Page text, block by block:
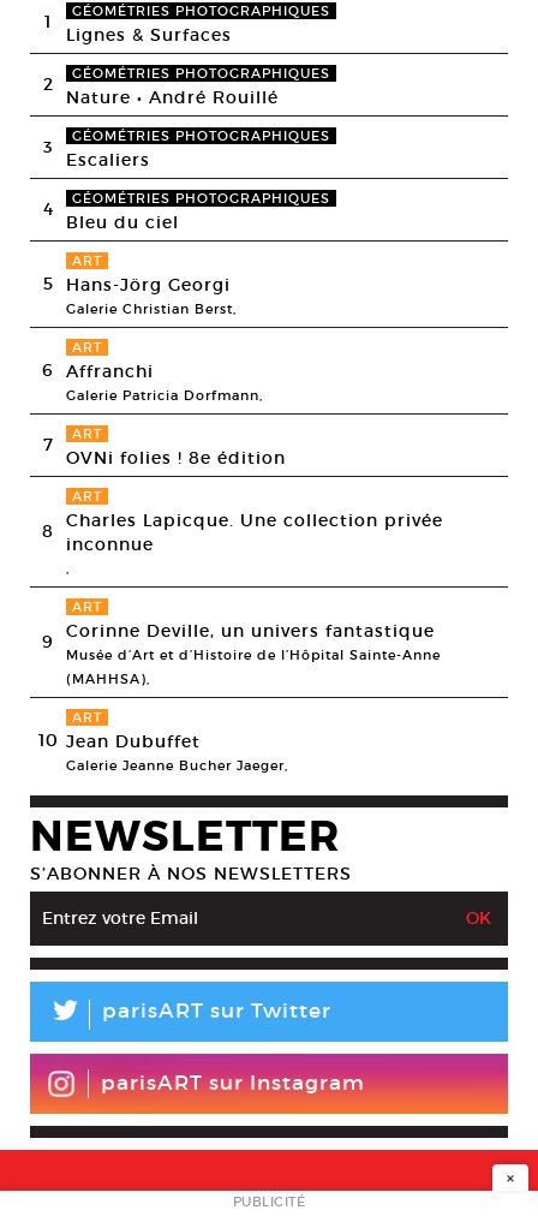
1 GÉOMÉTRIES PHOTOGRAPHIQUES
Lignes & Surfaces
2 GÉOMÉTRIES PHOTOGRAPHIQUES
Nature • André Rouillé
3 GÉOMÉTRIES PHOTOGRAPHIQUES
Escaliers
4 GÉOMÉTRIES PHOTOGRAPHIQUES
Bleu du ciel
5
ART
Hans-Jörg Georgi
Galerie Christian Berst,
6
ART
Affranchi
Galerie Patricia Dorfmann,
7 ART
OVNi folies ! 8e édition
8
ART
Charles Lapicque. Une collection privée
inconnue
9
ART
Corinne Deville, un univers fantastique
Musée d’Art et d’Histoire de l’Hôpital Sainte-Anne
(MAHHSA),
10
ART
Jean Dubuffet
Galerie Jeanne Bucher Jaeger,
NEWSLETTER
S’ABONNER À NOS NEWSLETTERS
L parisART sur Twitter
parisART sur Instagram
NEWSLETTER
×
PUBLICITÉ